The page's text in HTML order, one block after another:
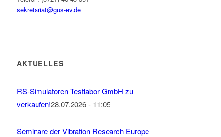
sekretariat@gus-ev.de
AKTUELLES
RS-Simulatoren Testlabor GmbH zu
verkaufen!28.07.2026 - 11:05
Seminare der Vibration Research Europe